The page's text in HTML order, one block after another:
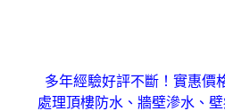
多年經驗好評不斷！實惠價
處理頂樓防水、牆壁滲水、壁